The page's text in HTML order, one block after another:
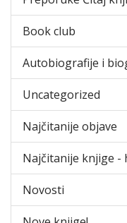
Book club
Autobiografije i
Uncategorized
Najčitanije objave
Najčitanije knjige -
Novosti